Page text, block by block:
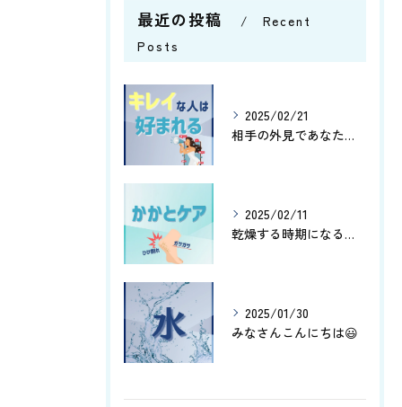
最近の投稿
Recent
Posts
2025/02/21
相手の外見であなたはどこの部分を気にする傾向にありますか😊？
2025/02/11
乾燥する時期になると、かかとがガサガサしたりひび割れしたりし...
2025/01/30
みなさんこんにちは😃